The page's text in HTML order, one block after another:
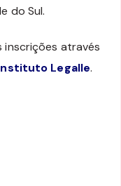
do Sul.
inscrições através
Legalle.